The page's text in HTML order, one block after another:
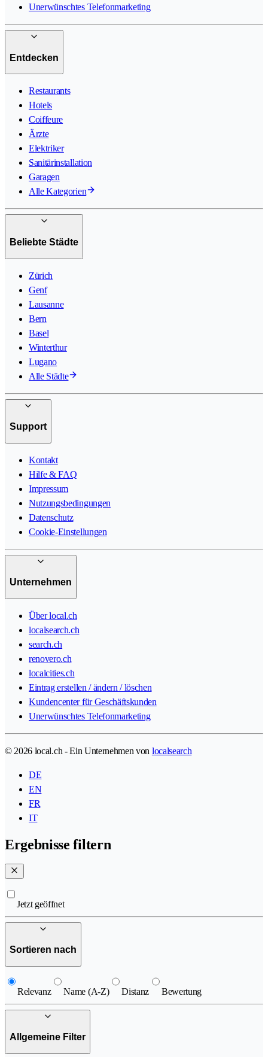
Unerwünschtes Telefonmarketing
Entdecken
Restaurants
Hotels
Coiffeure
Ärzte
Elektriker
Sanitärinstallation
Garagen
Alle Kategorien
Beliebte Städte
Zürich
Genf
Lausanne
Bern
Basel
Winterthur
Lugano
Alle Städte
Support
Kontakt
Hilfe & FAQ
Impressum
Nutzungsbedingungen
Datenschutz
Cookie-Einstellungen
Unternehmen
Über local.ch
localsearch.ch
search.ch
renovero.ch
localcities.ch
Eintrag erstellen / ändern / löschen
Kundencenter für Geschäftskunden
Unerwünschtes Telefonmarketing
© 2026 local.ch - Ein Unternehmen von localsearch
DE
EN
FR
IT
Ergebnisse filtern
Jetzt geöffnet
Sortieren nach
Relevanz Name (A-Z) Distanz Bewertung
Allgemeine Filter